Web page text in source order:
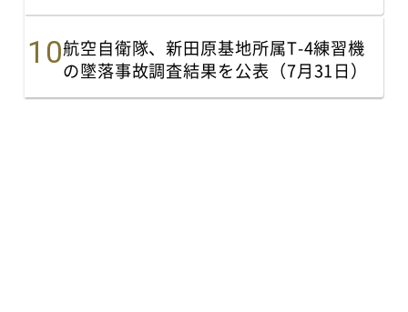
航空自衛隊、新田原基地所属T-4練習機
の墜落事故調査結果を公表（7月31日）